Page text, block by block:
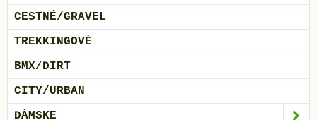
CESTNÉ/GRAVEL
TREKKINGOVÉ
BMX/DIRT
CITY/URBAN
DÁMSKE